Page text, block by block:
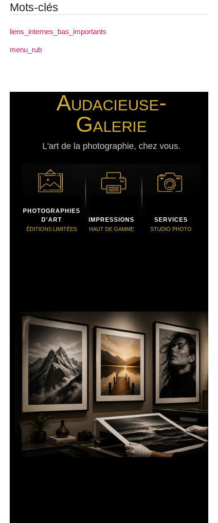
Mots-clés
liens_internes_bas_importants
menu_rub
Audacieuse-
Galerie
L'art de la photographie, chez vous.
PHOTOGRAPHIES
D'ART
ÉDITIONS LIMITÉES
IMPRESSIONS
HAUT DE GAMME
SERVICES
STUDIO PHOTO